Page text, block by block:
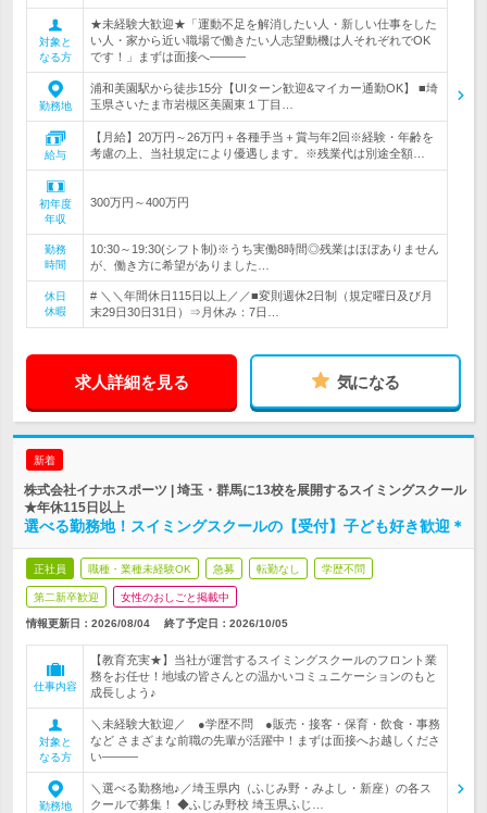
対象と
なる方
★未経験大歓迎★「運動不足を解消したい人・新しい仕事をした
い人・家から近い職場で働きたい人志望動機は人それぞれでOK
です！」まずは面接へ―――
勤務地
浦和美園駅から徒歩15分【UIターン歓迎&マイカー通勤OK】 ■埼
玉県さいたま市岩槻区美園東１丁目…
給与
【月給】20万円～26万円＋各種手当＋賞与年2回※経験・年齢を
考慮の上、当社規定により優遇します。※残業代は別途全額…
初年度
年収
300万円～400万円
勤務
時間
10:30～19:30(シフト制)※うち実働8時間◎残業はほぼありません
が、働き方に希望がありました…
休日
休暇
# ＼＼年間休日115日以上／／■変則週休2日制（規定曜日及び月
末29日30日31日）⇒月休み：7日…
求人詳細を見る 気になる
新着
株式会社イナホスポーツ | 埼玉・群馬に13校を展開するスイミングスクール
★年休115日以上
選べる勤務地！スイミングスクールの【受付】子ども好き歓迎＊
正社員 職種・業種未経験OK 急募 転勤なし 学歴不問
第二新卒歓迎 女性のおしごと掲載中
情報更新日：2026/08/04 終了予定日： 2026/10/05
仕事内容
【教育充実★】当社が運営するスイミングスクールのフロント業
務をお任せ！地域の皆さんとの温かいコミュニケーションのもと
成長しよう♪
対象と
なる方
＼未経験大歓迎／ ●学歴不問 ●販売・接客・保育・飲食・事務
など さまざまな前職の先輩が活躍中！まずは面接へお越しくださ
い―――
勤務地
＼選べる勤務地♪／埼玉県内（ふじみ野・みよし・新座）の各ス
クールで募集！ ◆ふじみ野校 埼玉県ふじ…